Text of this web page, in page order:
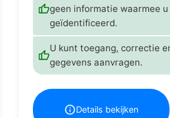
geen informatie waarmee
geïdentificeerd.
U kunt toegang, correctie
gegevens aanvragen.
Details bekijken